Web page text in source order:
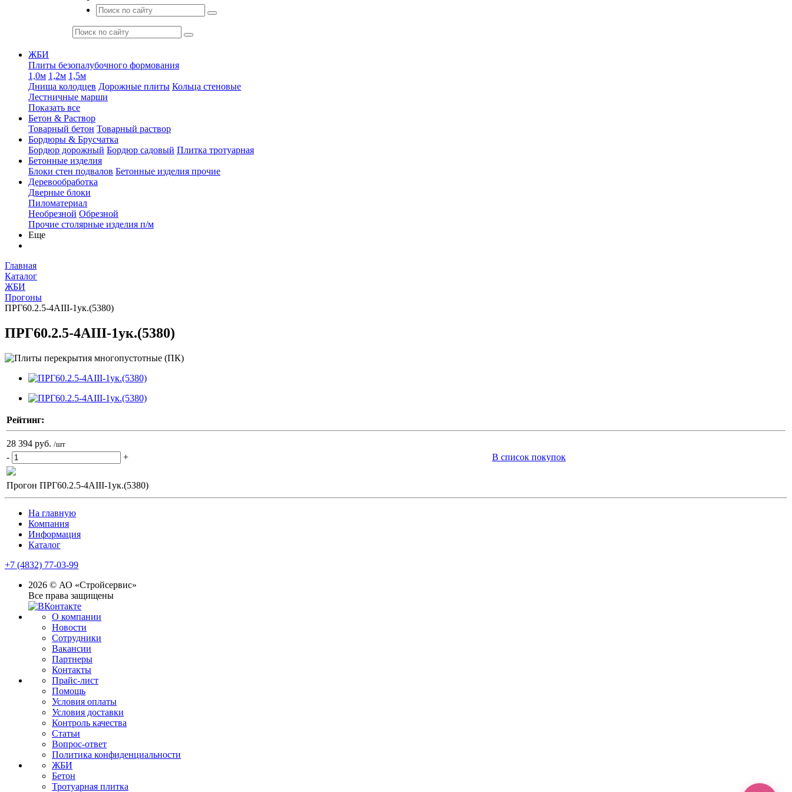
ЖБИ
Плиты безопалубочного формования
1,0м 1,2м 1,5м
Днища колодцев Дорожные плиты Кольца стеновые
Лестничные марши
Показать все
Бетон & Раствор
Товарный бетон Товарный раствор
Бордюры & Брусчатка
Бордюр дорожный Бордюр садовый Плитка тротуарная
Бетонные изделия
Блоки стен подвалов Бетонные изделия прочие
Деревообработка
Дверные блоки
Пиломатериал
Необрезной Обрезной
Прочие столярные изделия п/м
Еще
Главная
Каталог
ЖБИ
Прогоны
ПРГ60.2.5-4АIII-1ук.(5380)
ПРГ60.2.5-4АIII-1ук.(5380)
Рейтинг:
28 394 руб. /шт
- + В список покупок
Прогон ПРГ60.2.5-4АIII-1ук.(5380)
На главную
Компания
Информация
Каталог
+7 (4832) 77-03-99
2026 © АО «Стройсервис»
Все права защищены
О компании
Новости
Сотрудники
Вакансии
Партнеры
Контакты
Прайс-лист
Помощь
Условия оплаты
Условия доставки
Контроль качества
Статьи
Вопрос-ответ
Политика конфиденциальности
ЖБИ
Бетон
Тротуарная плитка